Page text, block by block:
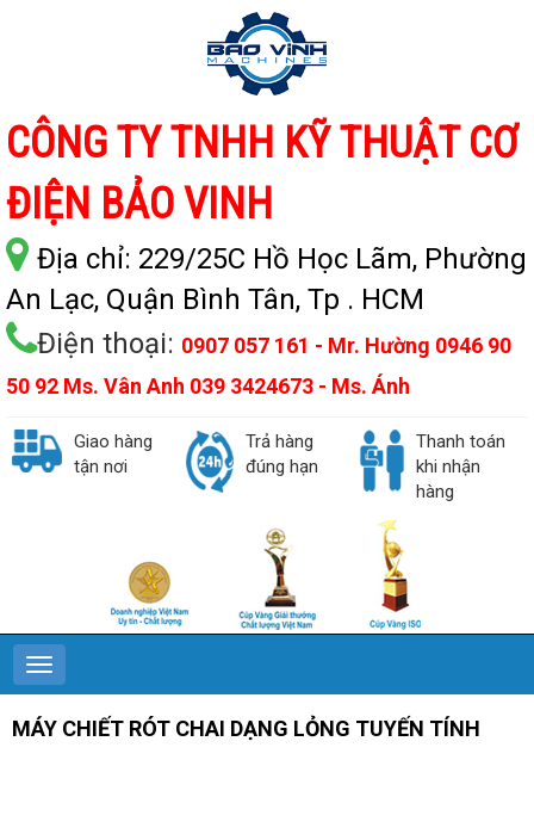
CÔNG TY TNHH KỸ THUẬT CƠ
ĐIỆN BẢO VINH
Địa chỉ: 229/25C Hồ Học Lãm, Phường
An Lạc, Quận Bình Tân, Tp . HCM
Điện thoại: 0907 057 161 - Mr. Hường 0946 90
50 92 Ms. Vân Anh 039 3424673 - Ms. Ánh
Giao hàng
tận nơi
Trả hàng
đúng hạn
Thanh toán
khi nhận
hàng
MÁY CHIẾT RÓT CHAI DẠNG LỎNG TUYẾN TÍNH